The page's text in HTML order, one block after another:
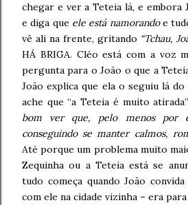
chegar e ver a Teteia lá, e embora
e diga que ele está namorandoe
vê ali na frente, gritando “Tchau,
HÁ BRIGA. Cléo está com a voz
pergunta para o João o que a
João explica que ela o seguiu lá
ache que “a Teteia é muito
bom ver que, pelo menos por
conseguindo se manter calmos,
Até porque um problema muito
Zequinha ou a Teteia está se
tudo começa quando João
com ele na cidade vizinha – era